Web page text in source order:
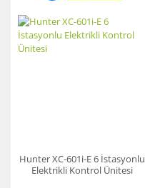
Hunter XC-601i-E 6 İstasyonlu
Elektrikli Kontrol Ünitesi